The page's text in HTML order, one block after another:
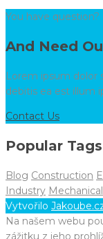
You have question?
And Need
Lorem ipsum dolor
debitis ea est illum
Contact Us
Popular Tags
Blog Construction
Industry Mechanical
Vytvořilo
Na našem webu
zážitku z jeho